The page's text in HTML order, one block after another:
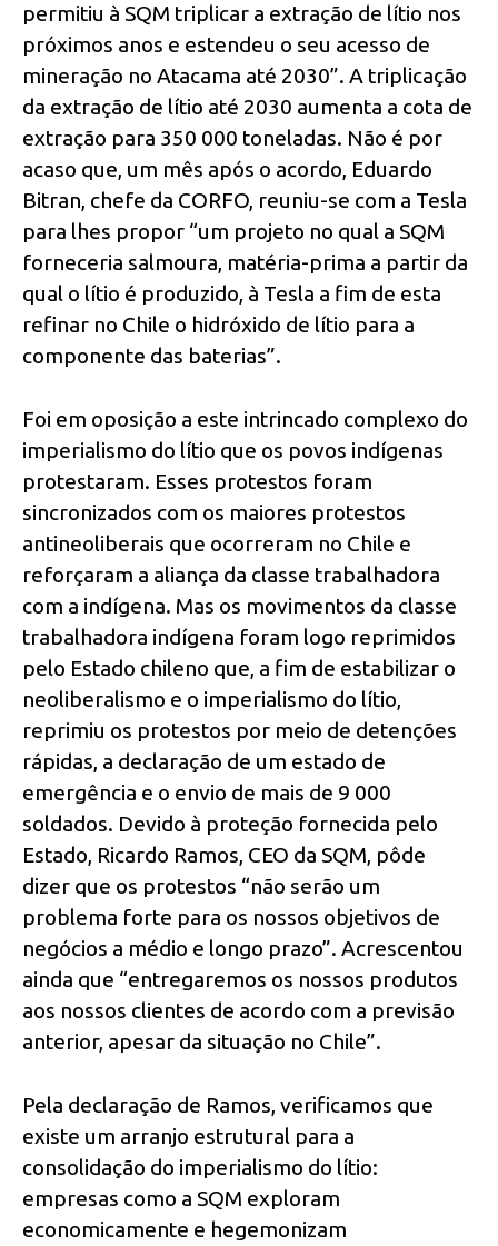
permitiu à SQM triplicar a extração de lítio nos
próximos anos e estendeu o seu acesso de
mineração no Atacama até 2030”. A triplicação
da extração de lítio até 2030 aumenta a cota de
extração para 350 000 toneladas. Não é por
acaso que, um mês após o acordo, Eduardo
Bitran, chefe da CORFO, reuniu-se com a Tesla
para lhes propor “um projeto no qual a SQM
forneceria salmoura, matéria-prima a partir da
qual o lítio é produzido, à Tesla a fim de esta
refinar no Chile o hidróxido de lítio para a
componente das baterias”.
Foi em oposição a este intrincado complexo do
imperialismo do lítio que os povos indígenas
protestaram. Esses protestos foram
sincronizados com os maiores protestos
antineoliberais que ocorreram no Chile e
reforçaram a aliança da classe trabalhadora
com a indígena. Mas os movimentos da classe
trabalhadora indígena foram logo reprimidos
pelo Estado chileno que, a fim de estabilizar o
neoliberalismo e o imperialismo do lítio,
reprimiu os protestos por meio de detenções
rápidas, a declaração de um estado de
emergência e o envio de mais de 9 000
soldados. Devido à proteção fornecida pelo
Estado, Ricardo Ramos, CEO da SQM, pôde
dizer que os protestos “não serão um
problema forte para os nossos objetivos de
negócios a médio e longo prazo”. Acrescentou
ainda que “entregaremos os nossos produtos
aos nossos clientes de acordo com a previsão
anterior, apesar da situação no Chile”.
Pela declaração de Ramos, verificamos que
existe um arranjo estrutural para a
consolidação do imperialismo do lítio:
empresas como a SQM exploram
economicamente e hegemonizam